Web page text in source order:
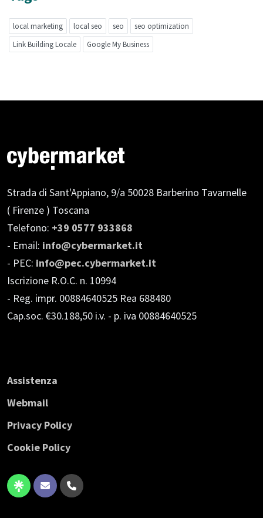
local marketing local seo seo
seo optimization
Link Building Locale
Google My Business
Strada di Sant'Appiano, 9/a 50028 Barberino Tavarnelle
( Firenze ) Toscana
Telefono: +39 0577 933868
- Email: info@cybermarket.it
- PEC: info@pec.cybermarket.it
Iscrizione R.O.C. n. 10994
- Reg. impr. 00884640525 Rea 688480
Cap.soc. €30.188,50 i.v. - p. iva 00884640525
Assistenza
Webmail
Privacy Policy
Cookie Policy